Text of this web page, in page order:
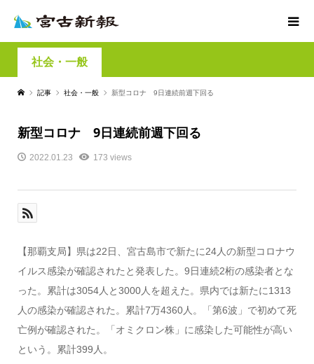
社会・一般
記事 社会・一般 新型コロナ 9日連続前週下回る
新型コロナ 9日連続前週下回る
2022.01.23 173 views
【那覇支局】県は22日、宮古島市で新たに24人の新型コロナウ
イルス感染が確認されたと発表した。9日連続2桁の感染者とな
った。累計は3054人と3000人を超えた。県内では新たに1313
人の感染が確認された。累計7万4360人。「第6波」で初めて死
亡例が確認された。「オミクロン株」に感染した可能性が高い
という。累計399人。